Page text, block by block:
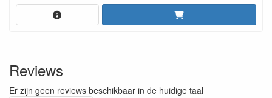
Reviews
Er zijn geen reviews beschikbaar in de huidige taal